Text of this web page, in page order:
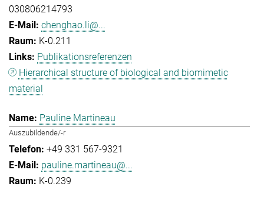
030806214793
chenghao.li@...
K-0.211
Publikationsreferenzen
Hierarchical structure of biological and biomimetic
material
Pauline Martineau
Auszubildende/-r
+49 331 567-9321
pauline.martineau@...
K-0.239